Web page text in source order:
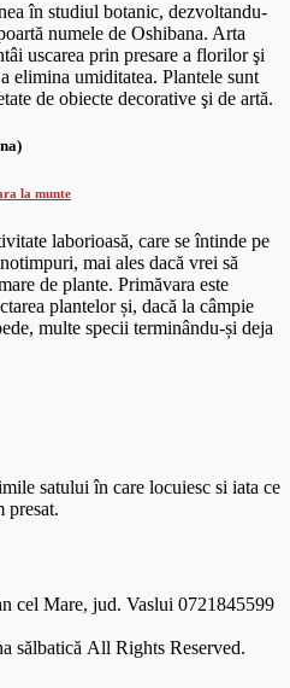
în studiul botanic, dezvoltandu-
numele de Oshibana. Arta
uscarea prin presare a florilor şi
elimina umiditatea. Plantele sunt
de obiecte decorative şi de artă.
la munte
laborioasă, care se întinde pe
mai ales dacă vrei să
de plante. Primăvara este
plantelor și, dacă la câmpie
multe specii terminându-și deja
satului în care locuiesc si iata ce
presat.
cel Mare, jud. Vaslui 0721845599
sălbatică All Rights Reserved.